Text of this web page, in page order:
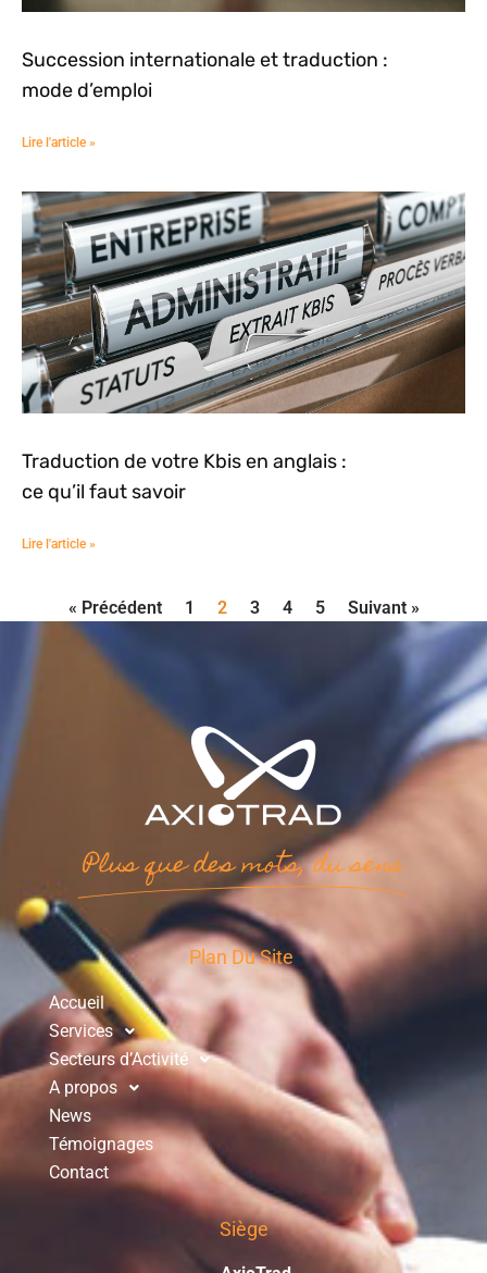
Succession internationale et traduction :
mode d’emploi
Lire l'article »
Traduction de votre Kbis en anglais :
ce qu’il faut savoir
Lire l'article »
« Précédent 1 2 3 4 5 Suivant »
Plus que des mots, du sens
Plan Du Site
Accueil
Services
Secteurs d’Activité
A propos
News
Témoignages
Contact
Siège